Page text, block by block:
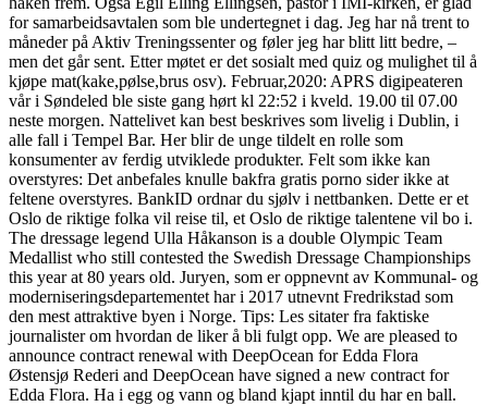
for samarbeidsavtalen som ble undertegnet i dag. Jeg har nå trent to
måneder på Aktiv Treningssenter og føler jeg har blitt litt bedre, –
men det går sent. Etter møtet er det sosialt med quiz og mulighet til å
kjøpe mat(kake,pølse,brus osv). Februar,2020: APRS digipeateren
vår i Søndeled ble siste gang hørt kl 22:52 i kveld. 19.00 til 07.00
neste morgen. Nattelivet kan best beskrives som livelig i Dublin, i
alle fall i Tempel Bar. Her blir de unge tildelt en rolle som
konsumenter av ferdig utviklede produkter. Felt som ikke kan
overstyres: Det anbefales knulle bakfra gratis porno sider ikke at
feltene overstyres. BankID ordnar du sjølv i nettbanken. Dette er et
Oslo de riktige folka vil reise til, et Oslo de riktige talentene vil bo i.
The dressage legend Ulla Håkanson is a double Olympic Team
Medallist who still contested the Swedish Dressage Championships
this year at 80 years old. Juryen, som er oppnevnt av Kommunal- og
moderniseringsdepartementet har i 2017 utnevnt Fredrikstad som
den mest attraktive byen i Norge. Tips: Les sitater fra faktiske
journalister om hvordan de liker å bli fulgt opp. We are pleased to
announce contract renewal with DeepOcean for Edda Flora
Østensjø Rederi and DeepOcean have signed a new contract for
Edda Flora. Ha i egg og vann og bland kjapt inntil du har en ball.